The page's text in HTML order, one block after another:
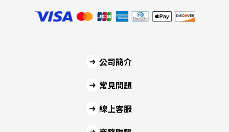
公司簡介
常見問題
線上客服